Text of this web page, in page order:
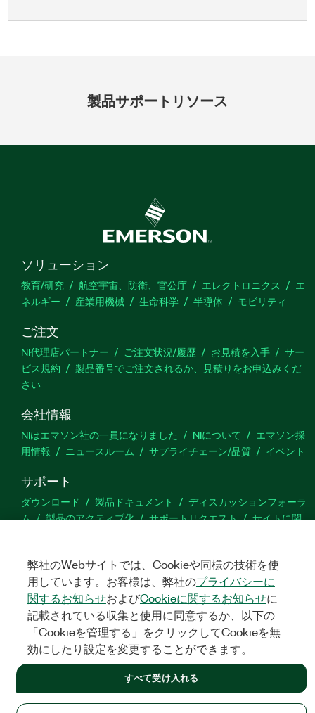
製品サポート リソース
ソリューション
教育/研究 航空宇宙、防衛、官公庁 エレクトロニクス
エ
ネルギー
産業用機械 生命科学 半導体 モビリティ
ご注文
NI代理店パートナー ご注文状況/履歴 お見積を入手
サー
ビス規約
製品番号でご注文されるか、見積りをお申込みくだ
さい
会社情報
NIはエマソン社の一員になりました NIについて
エマソン採
用情報
ニュースルーム サプライチェーン/品質 イベント
サポート
ダウンロード 製品ドキュメント
ディスカッションフォーラ
ム
製品のアクティブ化 サポートリクエスト
サイトに関
TwitterYouTube
法令関連情報|IMPRINT|プライバシー|クッキーを管理する
NATIONAL INSTRUMENTS CORP. ALL RIGHTS RESERVED.
弊社のWebサイトでは、Cookieや同様の技術を使
用しています。お客様は、弊社のプライバシーに
関するお知らせおよびCookieに関するお知らせに
記載されている収集と使用に同意するか、以下の
「Cookieを管理する」をクリックしてCookieを無
効にしたり設定を変更することができます。
すべて受け入れる